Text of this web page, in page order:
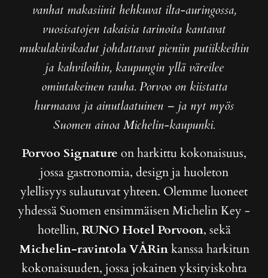
vanhat makasiinit hehkuvat ilta-auringossa,
vuosisatojen takaisia tarinoita kantavat
mukulakivikadut johdattavat pieniin putiikkeihin
ja kahviloihin, kaupungin yllä väreilee
omintakeinen rauha. Porvoo on kiistatta
hurmaava ja ainutlaatuinen – ja nyt myös
Suomen ainoa Michelin-kaupunki.
Porvoo Signature on harkittu kokonaisuus,
jossa gastronomia, design ja huoleton
ylellisyys sulautuvat yhteen. Olemme luoneet
yhdessä Suomen ensimmäisen Michelin Key -
hotellin, RUNO Hotel Porvoon, sekä
Michelin-ravintola VÅRinkanssa harkitun
kokonaisuuden, jossa jokainen yksityiskohta